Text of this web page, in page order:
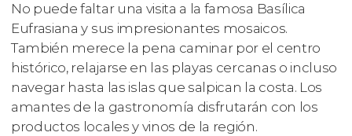
No puede faltar una visita a la famosa Basílica
Eufrasiana y sus impresionantes mosaicos.
También merece la pena caminar por el centro
histórico, relajarse en las playas cercanas o incluso
navegar hasta las islas que salpican la costa. Los
amantes de la gastronomía disfrutarán con los
productos locales y vinos de la región.